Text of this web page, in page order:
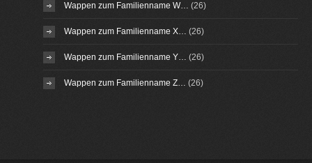
Wappen zum Familienname W… (26)
Wappen zum Familienname X… (26)
Wappen zum Familienname Y… (26)
Wappen zum Familienname Z… (26)